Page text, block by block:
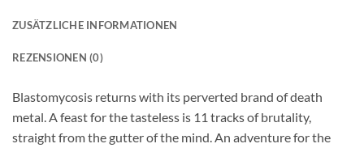
ZUSÄTZLICHE INFORMATIONEN
REZENSIONEN (0)
Blastomycosis returns with its perverted brand of death
metal. A feast for the tasteless is 11 tracks of brutality,
straight from the gutter of the mind. An adventure for the